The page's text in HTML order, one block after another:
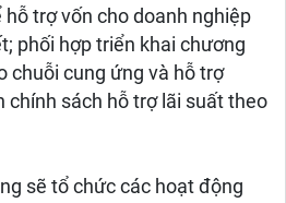
trợ vốn cho doanh nghiệp
phối hợp triển khai chương
chuỗi cung ứng và hỗ trợ
chính sách hỗ trợ lãi suất theo
sẽ tổ chức các hoạt động